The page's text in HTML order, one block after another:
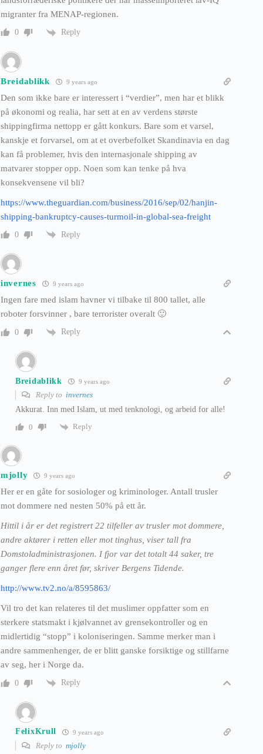
migranter fra MENAP-regionen.
0 Reply
Breidablikk 9 years ago
Den som ikke bare er interessert i “verdier”, men har et blikk
på økonomi og realia, har sett at en av verdens største
shippingfirma nettopp er gått konkurs. Bare som et varsel,
kanskje et forvarsel, om at et overbefolket Skandinavia en dag
kan få problemer, hvis den internasjonale shipping av
matvarer stopper opp. Noen som kan tenke på hva
konsekvensene vil bli?
https://www.theguardian.com/business/2016/sep/02/hanjin-
shipping-bankruptcy-causes-turmoil-in-global-sea-freight
0 Reply
invernes 9 years ago
Ingen fare med islam havner vi tilbake til 800 tallet, alle
roboter forsvinner , bare terrorister overalt 🙂
0 Reply
Breidablikk 9 years ago
Reply to invernes
Akkurat. Inn med Islam, ut med tenknologi, og arbeid for alle!
0
Reply
mjolly 9 years ago
Her er en gåte for sosiologer og kriminologer. Antall trusler
mot dommere ned nesten 50% på ett år.
Hittil i år er det registrert 22 tilfeller av trusler mot dommere,
andre aktører i retten eller mot tinghus, viser tall fra
Domstoladministrasjonen. I fjor var det totalt 44 saker, tre
ganger flere enn året før, skriver Bergens Tidende.
http://www.tv2.no/a/8595863/
Vil tro det kan relateres til det muslimer oppfatter som en
sterkere statsmakt i kjølvannet av grensekontroller og en
midlertidig “stopp” i koloniseringen. Samme merker man i
andre sammenhenger, de er blitt ganske forsiktige og stillfarne
av seg, her i Norge da.
0 Reply
FelixKrull 9 years ago
Reply to mjolly